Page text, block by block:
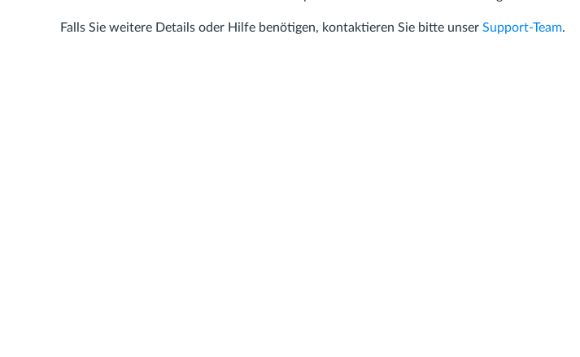
Falls Sie weitere Details oder Hilfe benötigen, kontaktieren Sie bitte unser Support-Team.